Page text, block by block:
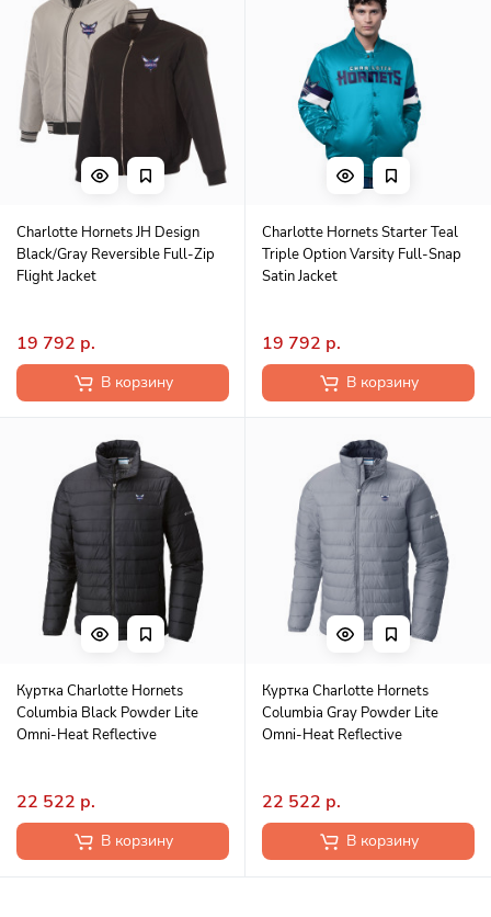
Charlotte Hornets JH Design
Black/Gray Reversible Full-Zip
Flight Jacket
19 792 р.
В корзину
Charlotte Hornets Starter Teal
Triple Option Varsity Full-Snap
Satin Jacket
19 792 р.
В корзину
Куртка Charlotte Hornets
Columbia Black Powder Lite
Omni-Heat Reflective
22 522 р.
В корзину
Куртка Charlotte Hornets
Columbia Gray Powder Lite
Omni-Heat Reflective
22 522 р.
В корзину